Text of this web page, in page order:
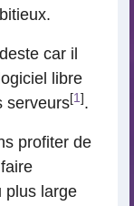
car il
libre
serveurs[1] .
profiter de
plus large